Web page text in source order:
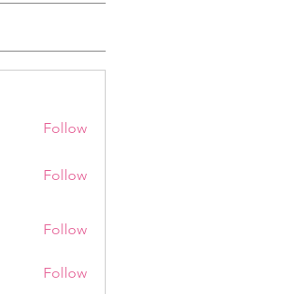
Follow
Follow
Follow
Follow